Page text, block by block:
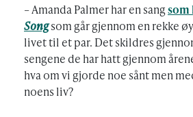
– Amanda Palmer har en sangsom
Songsom går gjennom en rekke
livet til et par. Det skildres
sengene de har hatt gjennom
hva om vi gjorde noe sånt men
noens liv?